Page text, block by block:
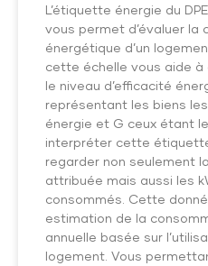
L’étiquette énergie du
vous permet d’évaluer la
énergétique d’un
cette échelle vous aide
le niveau d’efficacité
représentant les biens
énergie et G ceux étant
interpréter cette
regarder non seulement
attribuée mais aussi les
consommés. Cette
estimation de la
annuelle basée sur
logement. Vous